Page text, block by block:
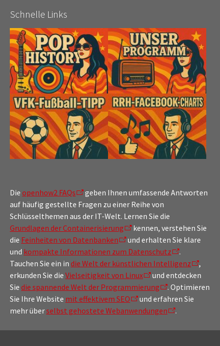
Schnelle Links
Die openhow2 FAQs
geben Ihnen umfassende Antworten
auf häufig gestellte Fragen zu einer Reihe von
Schlüsselthemen aus der IT-Welt. Lernen Sie die
Grundlagen der Containerisierung
kennen, verstehen Sie
die Feinheiten von Datenbanken
und erhalten Sie klare
und kompakte Informationen zum Datenschutz
.
Tauchen Sie ein in die Welt der künstlichen Intelligenz
,
erkunden Sie die Vielseitigkeit von Linux
und entdecken
Sie die spannende Welt der Programmierung
. Optimieren
Sie Ihre Website mit effektivem SEO
und erfahren Sie
mehr überselbst gehostete Webanwendungen .